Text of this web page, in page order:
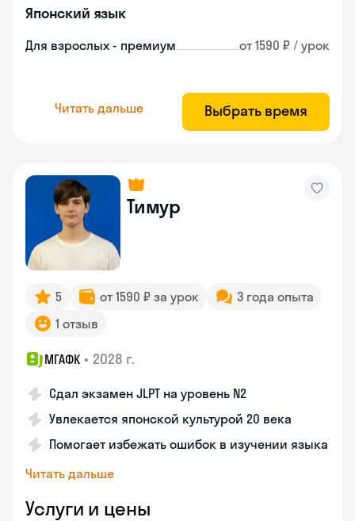
Японский язык
Для взрослых - премиум от 1590 ₽ / урок
Читать дальше Выбрать время
Тимур
5 от 1590 ₽ за урок
3 года опыта
1 отзыв
МГАФК • 2028 г.
Сдал экзамен JLPT на уровень N2
Увлекается японской культурой 20 века
Помогает избежать ошибок в изучении языка
Читать дальше
Услуги и цены